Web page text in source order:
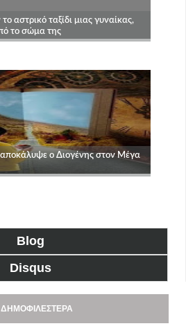
Blog
Disqus
ΔΗΜΟΦΙΛΈΣΤΕΡΑ